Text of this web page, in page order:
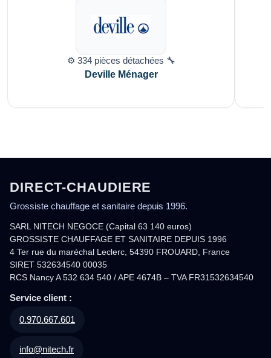
⚙️ 334 pièces détachées 🔧
Deville Ménager
DIRECT-CHAUDIERE
Grossiste chauffage et sanitaire depuis 1996.
SARL NITECH NEGOCE (Capital 63 140 euros)
GROSSISTE CHAUFFAGE ET SANITAIRE DEPUIS 1996
4 Ter rue du maréchal Leclerc, 54390 FROUARD, France
SIRET 532634540 00035
RCS Nancy A 532 634 540 / APE 4674B – TVA FR31532634540
Service client :
0.970.667.601
info@nitech.fr